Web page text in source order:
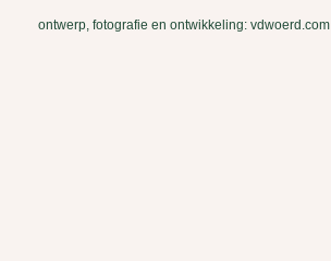
ontwerp, fotografie en ontwikkeling: vdwoerd.com